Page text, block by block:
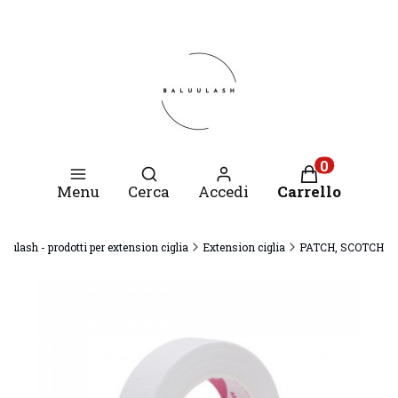
Menu
Apri motore di ricerca
Cerca Accedi
Prodotti nel
Carrello
- prodotti per extension ciglia Extension ciglia PATCH, SCOTCH